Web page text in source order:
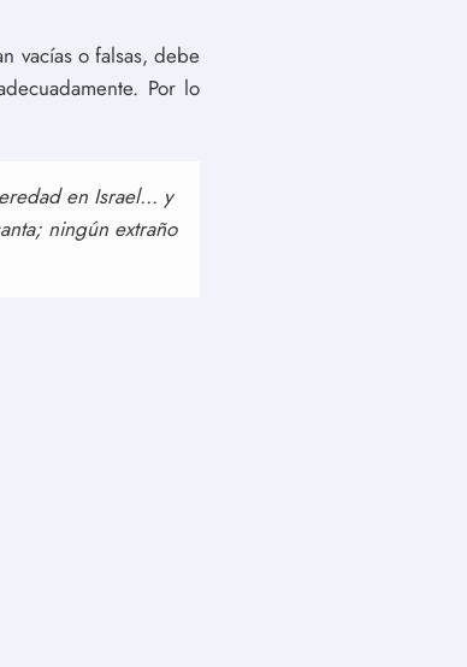
vacías o falsas, debe
Por lo
en Israel... y
ningún extraño